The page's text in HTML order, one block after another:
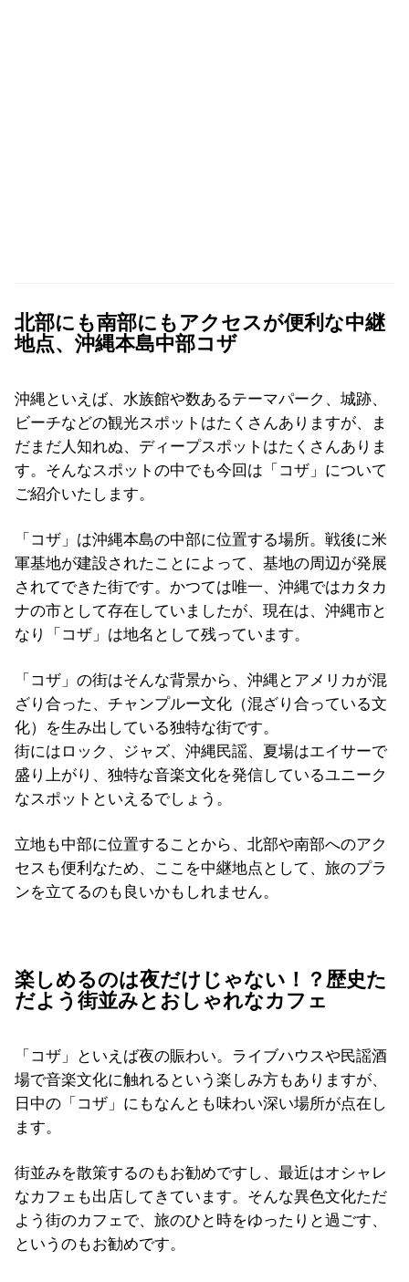
北部にも南部にもアクセスが便利な中継
地点、沖縄本島中部コザ
沖縄といえば、水族館や数あるテーマパーク、城跡、
ビーチなどの観光スポットはたくさんありますが、ま
だまだ人知れぬ、ディープスポットはたくさんありま
す。そんなスポットの中でも今回は「コザ」について
ご紹介いたします。
「コザ」は沖縄本島の中部に位置する場所。戦後に米
軍基地が建設されたことによって、基地の周辺が発展
されてできた街です。かつては唯一、沖縄ではカタカ
ナの市として存在していましたが、現在は、沖縄市と
なり「コザ」は地名として残っています。
「コザ」の街はそんな背景から、沖縄とアメリカが混
ざり合った、チャンプルー文化（混ざり合っている文
化）を生み出している独特な街です。
街にはロック、ジャズ、沖縄民謡、夏場はエイサーで
盛り上がり、独特な音楽文化を発信しているユニーク
なスポットといえるでしょう。
立地も中部に位置することから、北部や南部へのアク
セスも便利なため、ここを中継地点として、旅のプラ
ンを立てるのも良いかもしれません。
楽しめるのは夜だけじゃない！？歴史た
だよう街並みとおしゃれなカフェ
「コザ」といえば夜の賑わい。ライブハウスや民謡酒
場で音楽文化に触れるという楽しみ方もありますが、
日中の「コザ」にもなんとも味わい深い場所が点在し
ます。
街並みを散策するのもお勧めですし、最近はオシャレ
なカフェも出店してきています。そんな異色文化ただ
よう街のカフェで、旅のひと時をゆったりと過ごす、
というのもお勧めです。